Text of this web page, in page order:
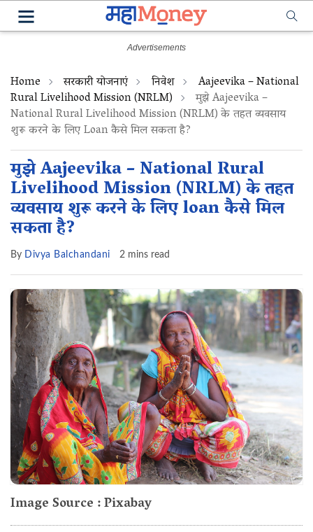
Home सरकारी योजनाएं निवेश Aajeevika – National
Rural Livelihood Mission (NRLM) मुझे Aajeevika –
National Rural Livelihood Mission (NRLM) के तहत व्यवसाय
शुरू करने के लिए Loan कैसे मिल सकता है?
मुझे Aajeevika – National Rural
Livelihood Mission (NRLM) के तहत
व्यवसाय शुरू करने के लिए loan कैसे मिल
सकता है?
By Divya Balchandani 2 mins read
Image Source : Pixabay